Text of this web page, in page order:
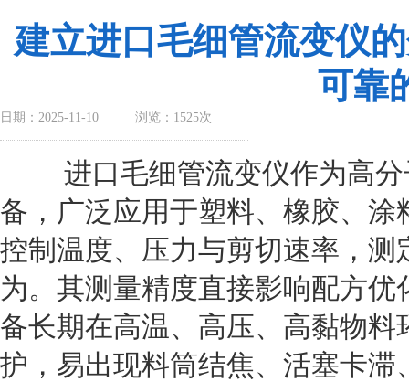
建立进口毛细管流变仪
可靠
日期：2025-11-10 浏览：1525次
进口毛细管流变仪作为高分
备，广泛应用于塑料、橡胶、
控制温度、压力与剪切速率，
为。其测量精度直接影响配方
备长期在高温、高压、高黏物
护，易出现料筒结焦、活塞卡